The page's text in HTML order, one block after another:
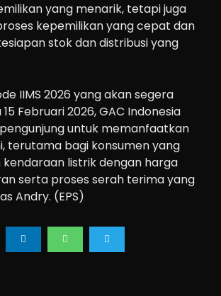
yang menarik, tetapi juga
kepemilikan yang cepat dan
stok dan distribusi yang
IIMS 2026 yang akan segera
Februari 2026, GAC Indonesia
untuk memanfaatkan
terutama bagi konsumen yang
kendaraan listrik dengan harga
serta proses serah terima yang
Andry. (EPS)